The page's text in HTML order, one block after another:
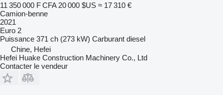
11 350 000 F CFA 20 000 $US ≈ 17 310 €
Camion-benne
2021
Euro 2
Puissance 371 ch (273 kW) Carburant diesel
Chine, Hefei
Hefei Huake Construction Machinery Co., Ltd
Contacter le vendeur